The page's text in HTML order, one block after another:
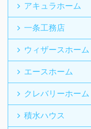
アキュラホーム
一条工務店
ウィザースホーム
エースホーム
クレバリーホーム
積水ハウス